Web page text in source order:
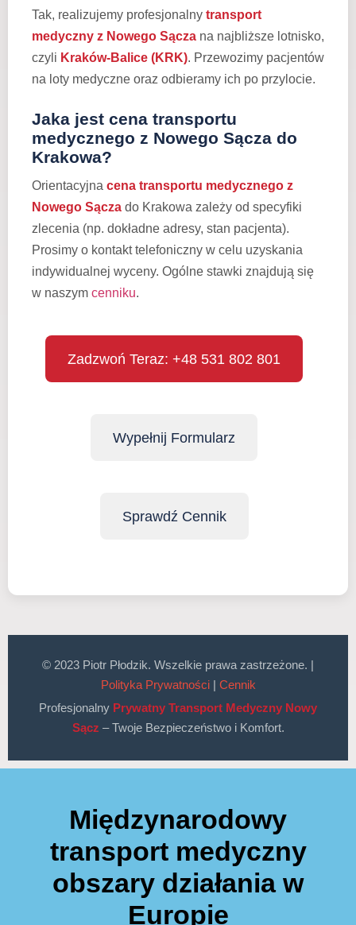
Tak, realizujemy profesjonalny transport
medyczny z Nowego Sącza na najbliższe lotnisko,
czyli Kraków-Balice (KRK). Przewozimy pacjentów
na loty medyczne oraz odbieramy ich po przylocie.
Jaka jest cena transportu
medycznego z Nowego Sącza do
Krakowa?
Orientacyjna cena transportu medycznego z
Nowego Sącza do Krakowa zależy od specyfiki
zlecenia (np. dokładne adresy, stan pacjenta).
Prosimy o kontakt telefoniczny w celu uzyskania
indywidualnej wyceny. Ogólne stawki znajdują się
w naszym cenniku.
Zadzwoń Teraz: +48 531 802 801
Wypełnij Formularz
Sprawdź Cennik
© 2023 Piotr Płodzik. Wszelkie prawa zastrzeżone. |
Polityka Prywatności| Cennik
Profesjonalny Prywatny Transport Medyczny Nowy
Sącz – Twoje Bezpieczeństwo i Komfort.
Międzynarodowy
transport medyczny
obszary działania w
Europie